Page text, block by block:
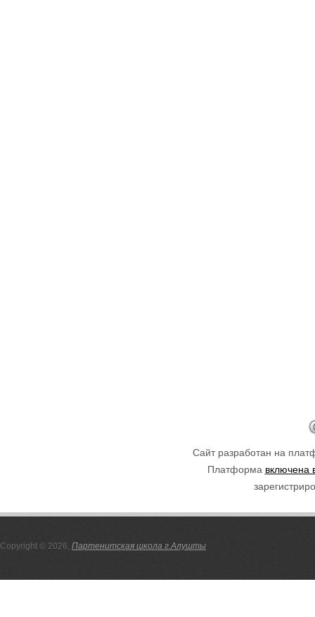
Сайт разработан на
Платформа включена
Copyright © 2026, Партенитская школа г.Алушты